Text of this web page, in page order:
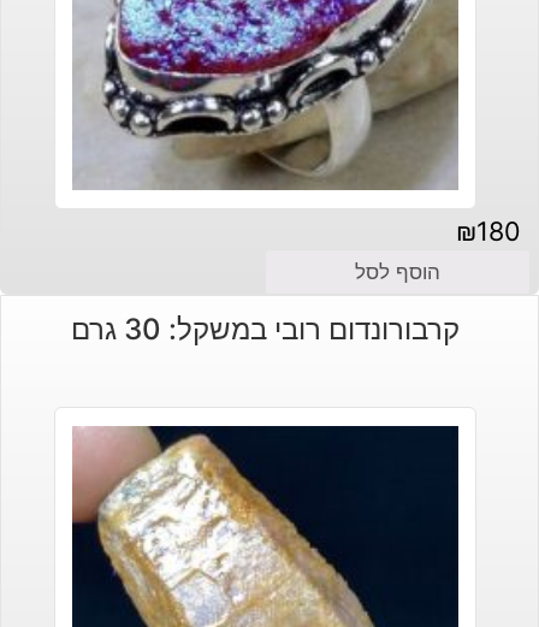
₪180
הוסף לסל
קרבורונדום רובי במשקל: 30 גרם